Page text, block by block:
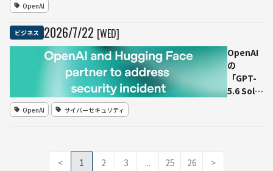
合、新
ChatGPTデ
スクトップ
アプリに内
OpenAI
ビジネス 2026/7/22 [WED]
OpenAI
の
「GPT-
5.6 Sol」
OpenAI サイバーセキュリティ
< 1 2 3 ... 25 26 >